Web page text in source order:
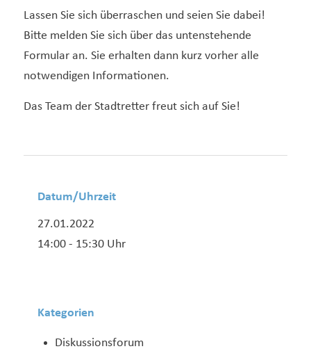
Lassen Sie sich überraschen und seien Sie dabei!
Bitte melden Sie sich über das untenstehende
Formular an. Sie erhalten dann kurz vorher alle
notwendigen Informationen.
Das Team der Stadtretter freut sich auf Sie!
Datum/Uhrzeit
27.01.2022
14:00 - 15:30 Uhr
Kategorien
Diskussionsforum